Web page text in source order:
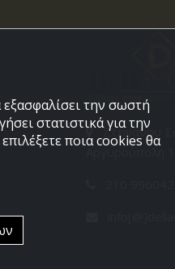
Στεφάνου
εξασφαλίσει την σωστή
στατιστικά για την
ποια cookies θα